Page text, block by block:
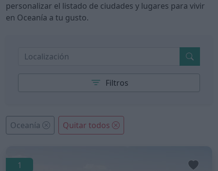
personalizar el listado de ciudades y lugares para vivir
en Oceanía a tu gusto.
Filtros
Oceanía Quitar todos
1